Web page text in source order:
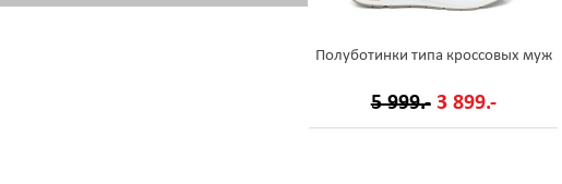
Полуботинки типа кроссовых муж
5 999.- 3 899.-